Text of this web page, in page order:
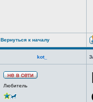
Вернуться к началу
kot_
Любитель